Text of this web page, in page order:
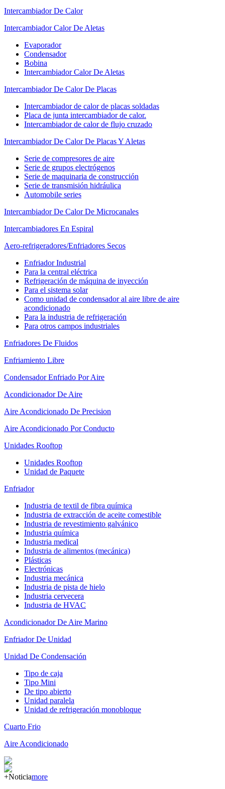
Intercambiador De Calor
Intercambiador Calor De Aletas
Evaporador
Condensador
Bobina
Intercambiador Calor De Aletas
Intercambiador De Calor De Placas
Intercambiador de calor de placas soldadas
Placa de junta intercambiador de calor.
Intercambiador de calor de flujo cruzado
Intercambiador De Calor De Placas Y Aletas
Serie de compresores de aire
Serie de grupos electrógenos
Serie de maquinaria de construcción
Serie de transmisión hidráulica
Automobile series
Intercambiador De Calor De Microcanales
Intercambiadores En Espiral
Aero-refrigeradores/Enfriadores Secos
Enfriador Industrial
Para la central eléctrica
Refrigeración de máquina de inyección
Para el sistema solar
Como unidad de condensador al aire libre de aire
acondicionado
Para la industria de refrigeración
Para otros campos industriales
Enfriadores De Fluidos
Enfriamiento Libre
Condensador Enfriado Por Aire
Acondicionador De Aire
Aire Acondicionado De Precision
Aire Acondicionado Por Conducto
Unidades Rooftop
Unidades Rooftop
Unidad de Paquete
Enfriador
Industria de textil de fibra química
Industria de extracción de aceite comestible
Industria de revestimiento galvánico
Industria química
Industria medical
Industria de alimentos (mecánica)
Plásticas
Electrónicas
Industria mecánica
Industria de pista de hielo
Industria cervecera
Industria de HVAC
Acondicionador De Aire Marino
Enfriador De Unidad
Unidad De Condensación
Tipo de caja
Tipo Mini
De tipo abierto
Unidad paralela
Unidad de refrigeración monobloque
Cuarto Frio
Aire Acondicionado
+Noticiamore